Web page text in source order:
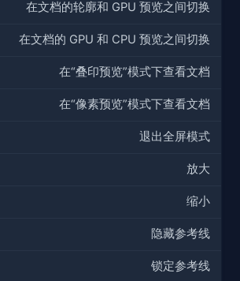
在文档的轮廓和 GPU 预览之间切换
在文档的 GPU 和 CPU 预览之间切换
在“叠印预览”模式下查看文档
在“像素预览”模式下查看文档
退出全屏模式
放大
缩小
隐藏参考线
锁定参考线